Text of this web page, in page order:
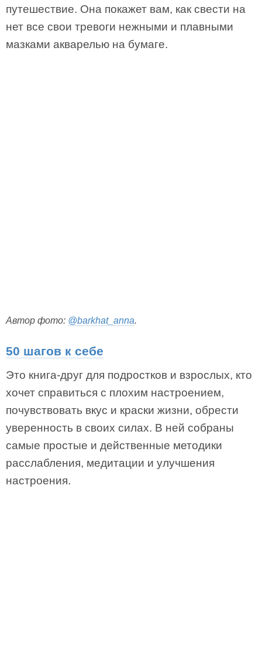
путешествие. Она покажет вам, как свести на
нет все свои тревоги нежными и плавными
мазками акварелью на бумаге.
Автор фото: @barkhat_anna.
50 шагов к себе
Это книга-друг для подростков и взрослых, кто
хочет справиться с плохим настроением,
почувствовать вкус и краски жизни, обрести
уверенность в своих силах. В ней собраны
самые простые и действенные методики
расслабления, медитации и улучшения
настроения.